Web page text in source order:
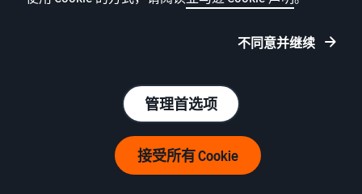
当我在亚马逊上销售时装时，付款和配送
不同意并继续
管理首选项
接受所有 Cookie